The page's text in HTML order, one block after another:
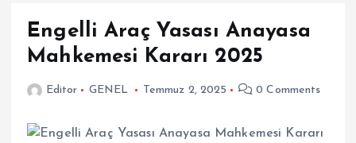
Engelli Araç Yasası Anayasa
Mahkemesi Kararı 2025
Editor GENEL Temmuz 2, 2025 0 Comments